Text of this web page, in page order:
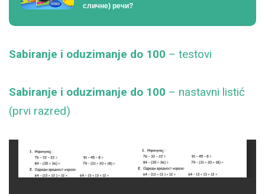
сличне) речи?
Sabiranje i oduzimanje do 100 – testovi
Sabiranje i oduzimanje do 100 – nastavni listić
(prvi razred)